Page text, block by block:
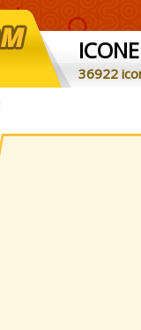
ICONE
36922